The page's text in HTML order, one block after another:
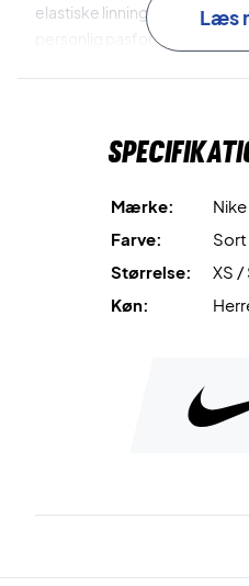
elastiske linning med
personlig pasform, mens
Shorts i dag!
Materiale: 100% polyester.
Læs
Mærke:
Nike
Farve:
Sort
Størrelse:
XS /
Køn: